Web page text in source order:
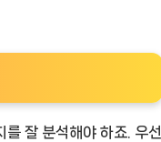
잘 분석해야 하죠. 우선